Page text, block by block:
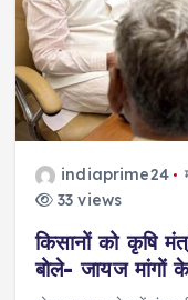
indiaprime24
33 views
किसानों को कृषि
बोले- जायज मांगों